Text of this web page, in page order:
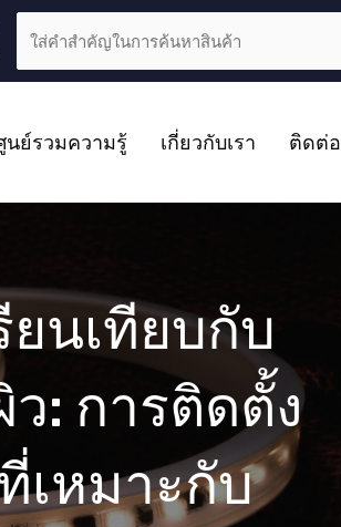
นย์รวมความรู้ เกี่ยวกับเรา ติดต่อ
นเทียบกับ
: การติดตั้ง
เหมาะกับ